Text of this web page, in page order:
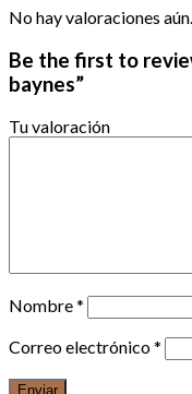
No hay valoraciones aún.
Be the first to
baynes”
Tu valoración
Nombre*
Correo electrónico*